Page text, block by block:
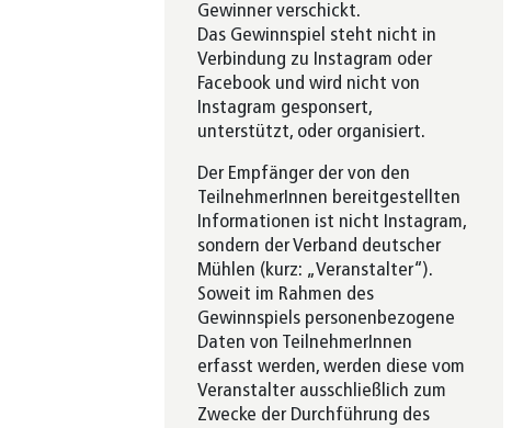
Gewinner verschickt.
Das Gewinnspiel steht nicht in
Verbindung zu Instagram oder
Facebook und wird nicht von
Instagram gesponsert,
unterstützt, oder organisiert.⁠⁠
Der Empfänger der von den
TeilnehmerInnen bereitgestellten
Informationen ist nicht Instagram,
sondern der Verband deutscher
Mühlen (kurz: „Veranstalter“).
Soweit im Rahmen des
Gewinnspiels personenbezogene
Daten von TeilnehmerInnen
erfasst werden, werden diese vom
Veranstalter ausschließlich zum
Zwecke der Durchführung des